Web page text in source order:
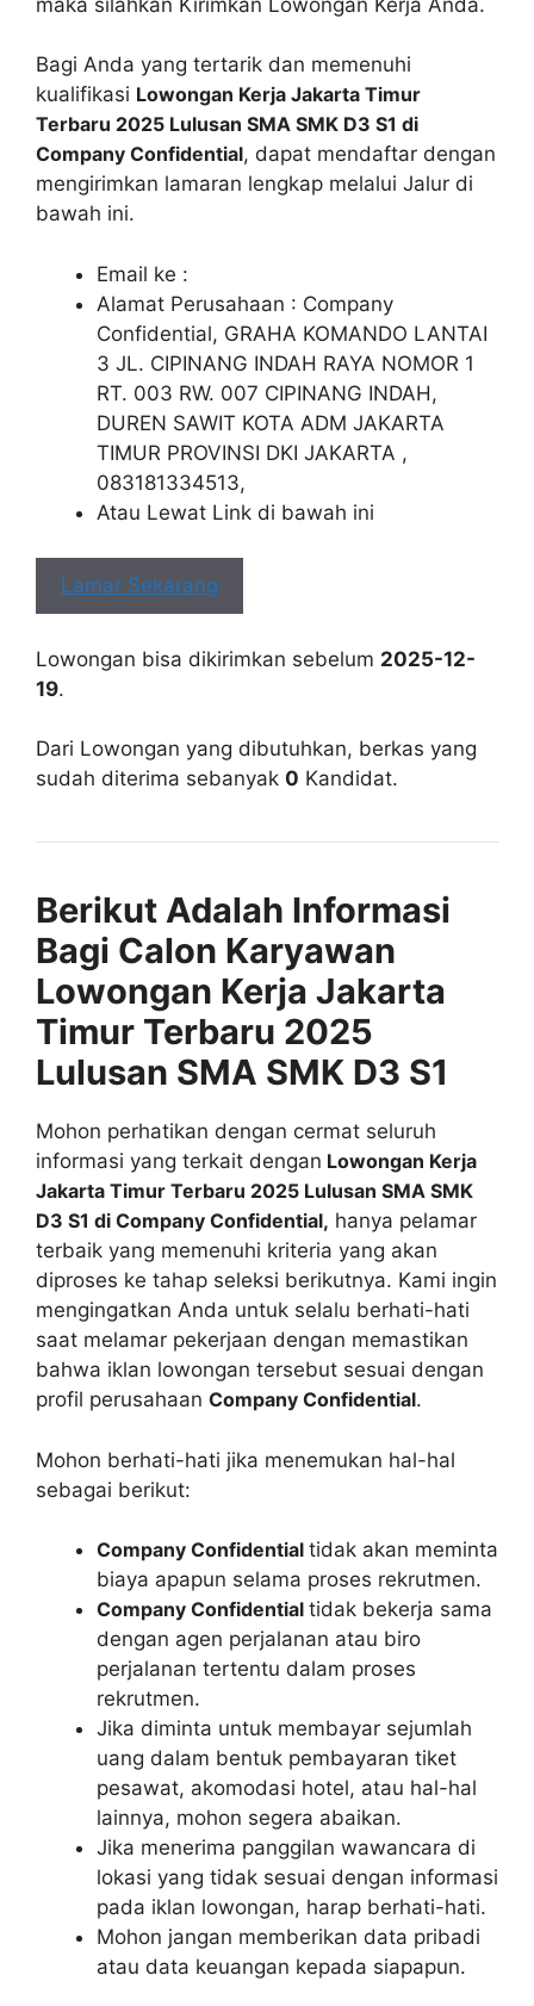
Bagi Anda yang tertarik dan memenuhi
kualifikasi Lowongan Kerja Jakarta Timur
Terbaru 2025 Lulusan SMA SMK D3 S1 di
Company Confidential, dapat mendaftar dengan
mengirimkan lamaran lengkap melalui Jalur di
bawah ini.
Email ke :
Alamat Perusahaan : Company
Confidential, GRAHA KOMANDO LANTAI
3 JL. CIPINANG INDAH RAYA NOMOR 1
RT. 003 RW. 007 CIPINANG INDAH,
DUREN SAWIT KOTA ADM JAKARTA
TIMUR PROVINSI DKI JAKARTA ,
083181334513,
Atau Lewat Link di bawah ini
Lamar Sekarang
Lowongan bisa dikirimkan sebelum 2025-12-
19.
Dari Lowongan yang dibutuhkan, berkas yang
sudah diterima sebanyak 0 Kandidat.
Berikut Adalah Informasi
Bagi Calon Karyawan
Lowongan Kerja Jakarta
Timur Terbaru 2025
Lulusan SMA SMK D3 S1
Mohon perhatikan dengan cermat seluruh
informasi yang terkait dengan Lowongan Kerja
Jakarta Timur Terbaru 2025 Lulusan SMA SMK
D3 S1 di Company Confidential, hanya pelamar
terbaik yang memenuhi kriteria yang akan
diproses ke tahap seleksi berikutnya. Kami ingin
mengingatkan Anda untuk selalu berhati-hati
saat melamar pekerjaan dengan memastikan
bahwa iklan lowongan tersebut sesuai dengan
profil perusahaan Company Confidential.
Mohon berhati-hati jika menemukan hal-hal
sebagai berikut:
Company Confidential tidak akan meminta
biaya apapun selama proses rekrutmen.
Company Confidential tidak bekerja sama
dengan agen perjalanan atau biro
perjalanan tertentu dalam proses
rekrutmen.
Jika diminta untuk membayar sejumlah
uang dalam bentuk pembayaran tiket
pesawat, akomodasi hotel, atau hal-hal
lainnya, mohon segera abaikan.
Jika menerima panggilan wawancara di
lokasi yang tidak sesuai dengan informasi
pada iklan lowongan, harap berhati-hati.
Mohon jangan memberikan data pribadi
atau data keuangan kepada siapapun.